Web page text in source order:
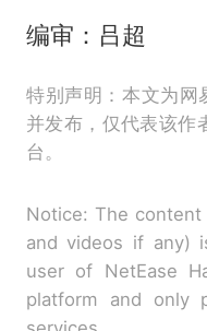
编审：吕超
特别声明：本文为网
并发布，仅代表该作
台。
Notice: The
and videos if any)
user of NetEase
platform and only